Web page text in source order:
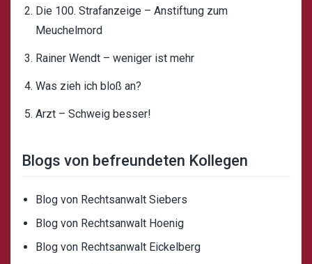
Die 100. Strafanzeige – Anstiftung zum
Meuchelmord
Rainer Wendt – weniger ist mehr
Was zieh ich bloß an?
Arzt – Schweig besser!
Blogs von befreundeten Kollegen
Blog von Rechtsanwalt Siebers
Blog von Rechtsanwalt Hoenig
Blog von Rechtsanwalt Eickelberg